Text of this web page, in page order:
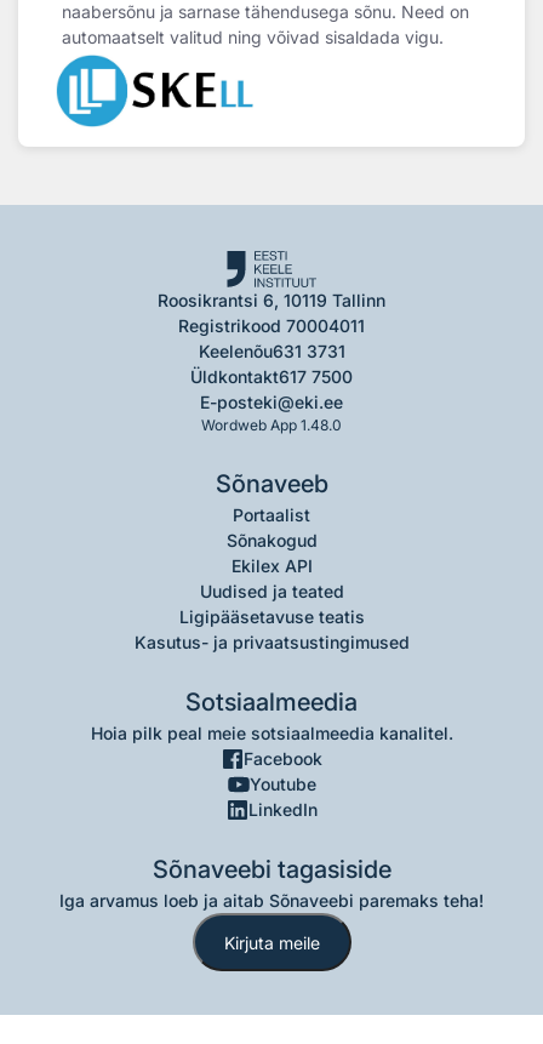
naabersõnu ja sarnase tähendusega sõnu. Need on
automaatselt valitud ning võivad sisaldada vigu.
Roosikrantsi 6, 10119 Tallinn
Registrikood 70004011
Keelenõu631 3731
Üldkontakt617 7500
E-posteki@eki.ee
Wordweb App 1.48.0
Sõnaveeb
Portaalist
Sõnakogud
Ekilex API
Uudised ja teated
Ligipääsetavuse teatis
Kasutus- ja privaatsustingimused
Sotsiaalmeedia
Hoia pilk peal meie sotsiaalmeedia kanalitel.
Facebook
Youtube
LinkedIn
Sõnaveebi tagasiside
Iga arvamus loeb ja aitab Sõnaveebi paremaks teha!
Kirjuta meile